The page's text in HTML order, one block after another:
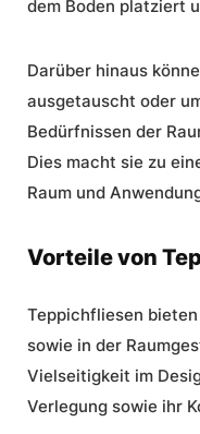
dem Boden platziert
Darüber hinaus
ausgetauscht oder
Bedürfnissen der
Dies macht sie zu
Raum und
Vorteile von
Teppichfliesen
sowie in der
Vielseitigkeit im
Verlegung sowie ihr